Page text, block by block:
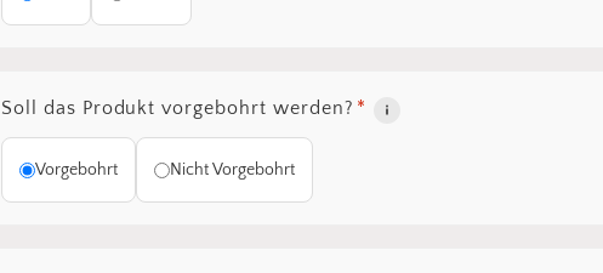
Soll das Produkt vorgebohrt werden? *
Vorgebohrt Nicht Vorgebohrt